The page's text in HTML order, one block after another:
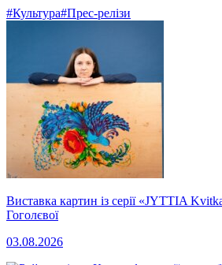
#Культура#Прес-релізи
Виставка картин із серії «JYTTIA
Гоголєвої
03.08.2026